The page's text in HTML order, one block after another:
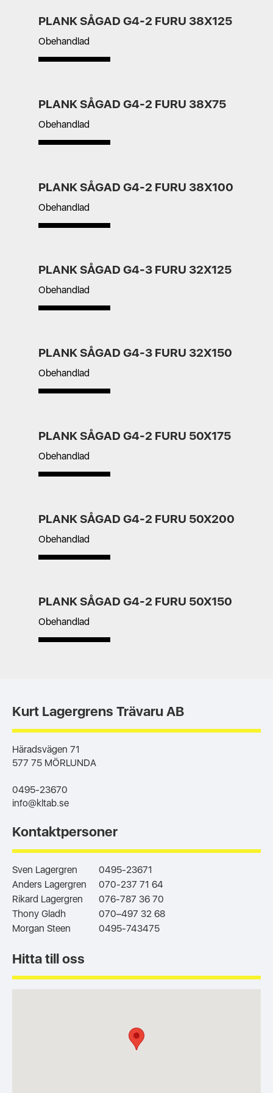
PLANK SÅGAD G4-2 FURU 38X125
Obehandlad
PLANK SÅGAD G4-2 FURU 38X75
Obehandlad
PLANK SÅGAD G4-2 FURU 38X100
Obehandlad
PLANK SÅGAD G4-3 FURU 32X125
Obehandlad
PLANK SÅGAD G4-3 FURU 32X150
Obehandlad
PLANK SÅGAD G4-2 FURU 50X175
Obehandlad
PLANK SÅGAD G4-2 FURU 50X200
Obehandlad
PLANK SÅGAD G4-2 FURU 50X150
Obehandlad
Kurt Lagergrens Trävaru AB
Häradsvägen 71
577 75 MÖRLUNDA
0495-23670
info@kltab.se
Kontaktpersoner
Sven Lagergren
0495-23671
Anders Lagergren
070-237 71 64
Rikard Lagergren
076-787 36 70
Thony Gladh
070–497 32 68
Morgan Steen
0495-743475
Hitta till oss